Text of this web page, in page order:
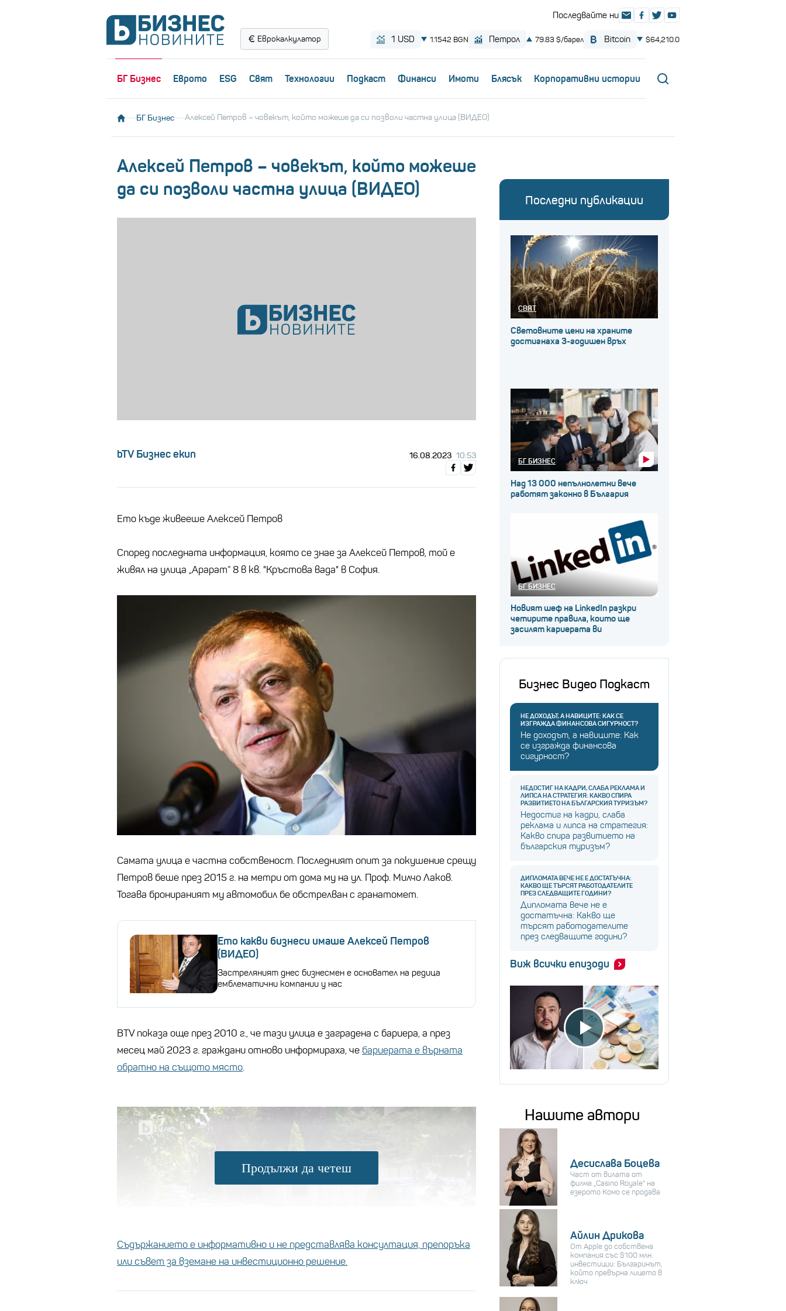
Еврокалкулатор
БГ Бизнес Еврото ESG Свят Технологии Пoдкаст Финанси Имоти Блясък Корпоративни истории
БГ Бизнес Алексей Петров – човекът, който можеше да си позволи частна улица (ВИДЕО)
Алексей Петров – човекът, който можеше
да си позволи частна улица (ВИДЕО)
bTV Бизнес екип 16.08.2023 10:53
Ето къде живееше Алексей Петров
Според последната информация, която се знае за Алексей Петров, той е
живял на улица „Арарат“ 8 в кв. "Кръстова вада" в София.
Самата улица е частна собственост. Последният опит за покушение срещу
Петров беше през 2015 г. на метри от дома му на ул. Проф. Милчо Лаков.
Тогава бронираният му автомобил бе обстрелван с гранатомет.
Ето какви бизнеси имаше Алексей Петров
(ВИДЕО)
Застреляният днес бизнесмен е основател на редица
емблематични компании у нас
BTV показа още през 2010 г., че тази улица е заградена с бариера, а през
месец май 2023 г. граждани отново информираха, че бариерата е върната
обратно на същото място.
Продължи да четеш
Съдържанието е информативно и не представлява консултация, препоръка
или съвет за вземане на инвестиционно решение.
Последни публикации
СВЯТ
Световните цени на храните
достигнаха 3-годишен връх
БГ БИЗНЕС
Над 13 000 непълнолетни вече
работят законно в България
БГ БИЗНЕС
Новият шеф на LinkedIn разкри
четирите правила, които ще
засилят кариерата ви
Бизнес Видео Подкаст
НЕ ДОХОДЪТ, А НАВИЦИТЕ: КАК СЕ
ИЗГРАЖДА ФИНАНСОВА СИГУРНОСТ?
Не доходът, а навиците: Как
се изгражда финансова
сигурност?
НЕДОСТИГ НА КАДРИ, СЛАБА РЕКЛАМА И
ЛИПСА НА СТРАТЕГИЯ: КАКВО СПИРА
РАЗВИТИЕТО НА БЪЛГАРСКИЯ ТУРИЗЪМ?
Недостиг на кадри, слаба
реклама и липса на стратегия:
Какво спира развитието на
българския туризъм?
ДИПЛОМАТА ВЕЧЕ НЕ Е ДОСТАТЪЧНА:
КАКВО ЩЕ ТЪРСЯТ РАБОТОДАТЕЛИТЕ
ПРЕЗ СЛЕДВАЩИТЕ ГОДИНИ?
Дипломата вече не е
достатъчна: Какво ще
търсят работодателите
през следващите години?
Виж всички епизоди
Нашите автори
Десислава Боцева
Част от вилата от
филма „Casino Royale“ на
езерото Комо се продава
Айлин Дрикова
От Apple до собствена
компания със $100 млн.
инвестиции: Българинът,
който превърна лицето в
ключ